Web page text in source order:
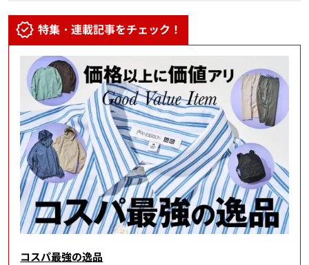
特集・連載記事をチェック！
コスパ最強の逸品